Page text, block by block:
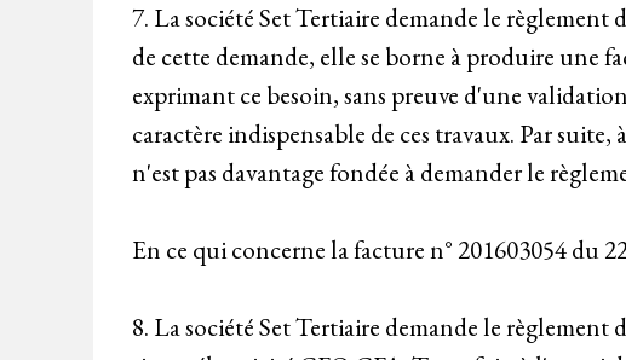
7. La société Set Tertiaire demande le
de cette demande, elle se borne à produire une
exprimant ce besoin, sans preuve d'une
caractère indispensable de ces travaux. Par
n'est pas davantage fondée à demander le
En ce qui concerne la facture n° 201603054 du
8. La société Set Tertiaire demande le